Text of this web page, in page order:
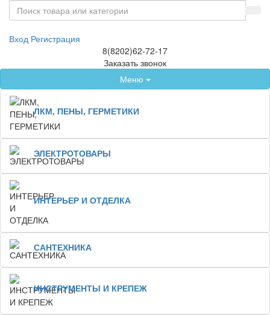
Вход Регистрация
8(8202)62-72-17
Заказать звонок
Меню
ЛКМ, ПЕНЫ, ГЕРМЕТИКИ
ЭЛЕКТРОТОВАРЫ
ИНТЕРЬЕР И ОТДЕЛКА
САНТЕХНИКА
ИНСТРУМЕНТЫ И КРЕПЕЖ